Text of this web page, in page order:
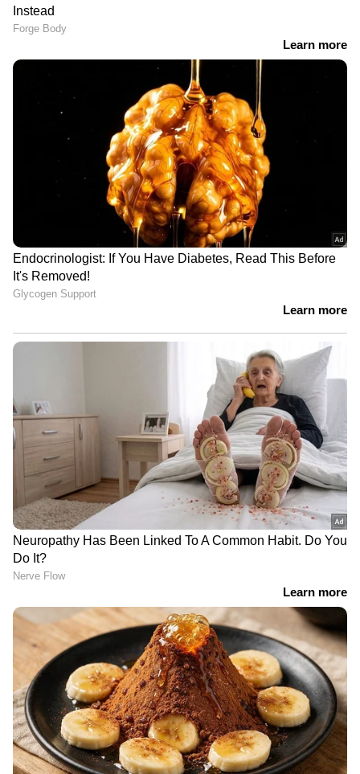
അര കപ്പ് പപ്പായയും അര ടീസ്പൂണ്‍ മഞ്ഞളും
ചേര്‍ത്ത് മിശ്രിതമാക്കുക. ശേഷം മുഖത്ത്
പുരട്ടി പത്ത് മിനിറ്റിന് ശേഷം തണുത്ത
വെള്ളത്തില്‍ കഴുകി കളയാം.
കണ്ണിന് താഴെയുള്ള കറുത്ത പാട് മാറ്റാന്‍
പപ്പായ, നാരങ്ങാ നീര്, തേന്‍, തൈര്, മുട്ടയുടെ
വെള്ള എന്നിവ നല്ലതു പോലെ ചേര്‍ത്ത്
മിശ്രിതമാക്കുക. 15-20 മിനിറ്റ് വരെ ഈ മിശ്രിതം
മുഖത്തിടാം. ശേഷം തണുത്ത വെള്ളത്തില്‍
നാല്...
അരക്കപ്പ് പപ്പായ നന്നായി ഉടച്ചെടുത്ത ശേഷം
ഇതിലേക്ക് രണ്ട് ടീസ്പൂൺ പാലും ഒരു
ഒരുങ്ങുന്നു
കണ്ണൂരിൽ 'അടിത്തറ മാന്തുന്ന'
നീക്കങ്ങളോ? പാർട്ടി വിട്ടവരെ
വിരട്ടാൻ ശ്രമിക്കുന്നോ? | News
Hour